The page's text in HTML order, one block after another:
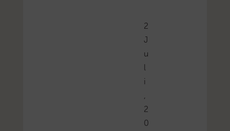
2
J
u
l
i
,
2
0